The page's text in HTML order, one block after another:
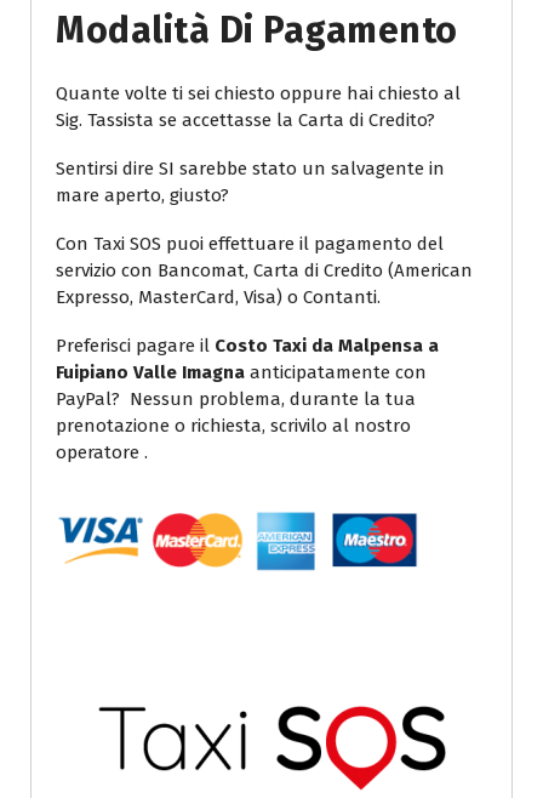
Modalità Di Pagamento
Quante volte ti sei chiesto oppure hai chiesto al
Sig. Tassista se accettasse la Carta di Credito?
Sentirsi dire SI sarebbe stato un salvagente in
mare aperto, giusto?
Con Taxi SOS puoi effettuare il pagamento del
servizio con Bancomat, Carta di Credito (American
Expresso, MasterCard, Visa) o Contanti.
Preferisci pagare il Costo Taxi da Malpensa a
Fuipiano Valle Imagna anticipatamente con
PayPal? Nessun problema, durante la tua
prenotazione o richiesta, scrivilo al nostro
operatore .